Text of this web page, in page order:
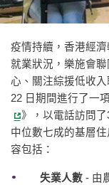
疫情持續，香港經
就業狀況，樂施會
心、關注綜援低收
22 日期間進行了一
》，以電話訪問
中位數七成的基層
容包括：
失業人數- 由